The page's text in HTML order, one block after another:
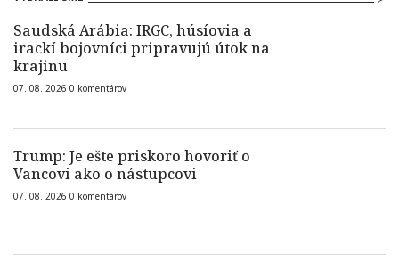
Saudská Arábia: IRGC, húsíovia a
irackí bojovníci pripravujú útok na
krajinu
07. 08. 2026 0 komentárov
Trump: Je ešte priskoro hovoriť o
Vancovi ako o nástupcovi
07. 08. 2026 0 komentárov